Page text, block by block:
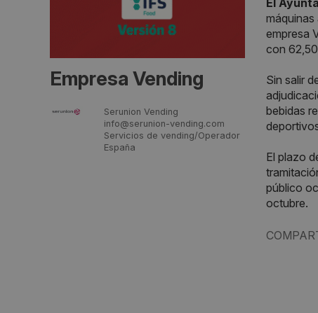
Empresa Vending
Serunion Vending
info@serunion-vending.com
Servicios de vending/Operador
España
El
empresa
con
Sin salir
bebidas
El plazo
público
octubre.